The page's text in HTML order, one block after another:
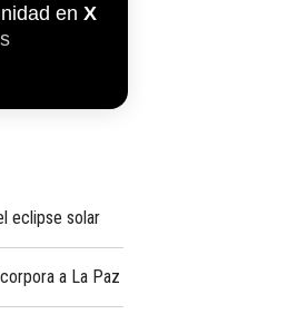
en X
eclipse solar
a La Paz